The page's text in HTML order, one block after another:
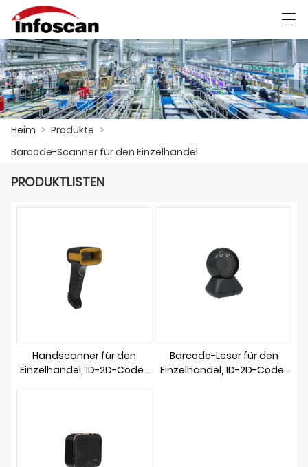
HEIM
KONTAKTIERE UNS
العربية 中文 Deutsch Ελληνική γλώσσα
Heim > Produkte >
Barcode-Scanner für den Einzelhandel
PRODUKTLISTEN
Handscanner für den
Einzelhandel, 1D-2D-Code-
Barcode-Leser für den
Einzelhandel, 1D-2D-Code-